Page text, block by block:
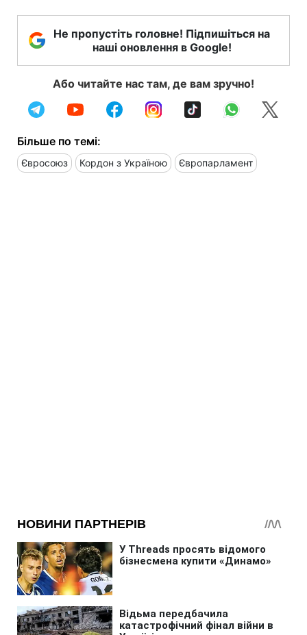
Не пропустіть головне! Підпишіться на
наші оновлення в Google!
Або читайте нас там, де вам зручно!
Більше по темі:
Євросоюз Кордон з Україною Європарламент